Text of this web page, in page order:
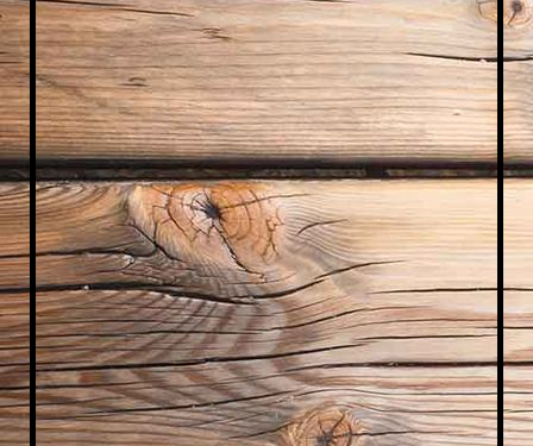
Jonah, dennis, marco